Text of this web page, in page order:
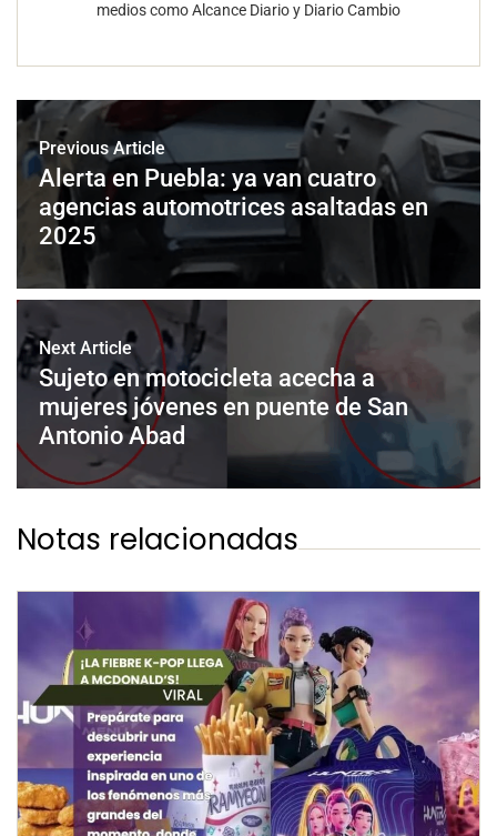
medios como Alcance Diario y Diario Cambio
Previous Article
Alerta en Puebla: ya van cuatro
agencias automotrices asaltadas en
2025
Next Article
Sujeto en motocicleta acecha a
mujeres jóvenes en puente de San
Antonio Abad
Notas relacionadas